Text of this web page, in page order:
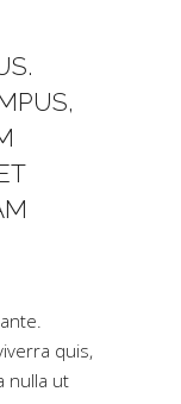
quis,
nulla ut